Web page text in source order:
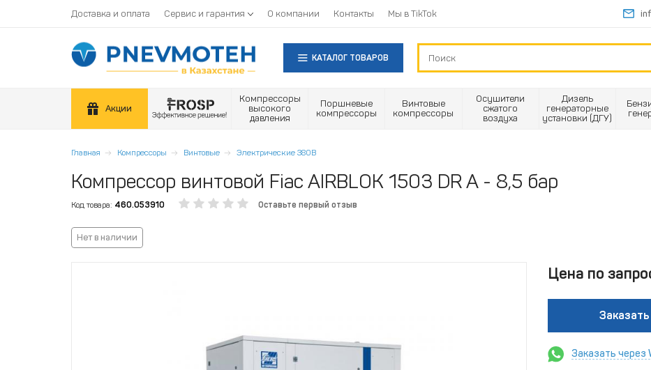
Доставка и оплата Сервис и гарантия О компании Контакты Мы в TikTok
КАТАЛОГ ТОВАРОВ
Акции
Компрессоры
высокого
давления
Поршневые
компрессоры
Винтовые
компрессоры
Осушители
сжатого
воздуха
Дизель
генераторные
установки (ДГУ)
Главная Компрессоры Винтовые Электрические 380В
Компрессор винтовой Fiac AIRBLOK 1503 DR A - 8,5 бар
Код товара: 460.053910 Оставьте первый отзыв
Нет в наличии
Цена по
Заказать
Заказать через